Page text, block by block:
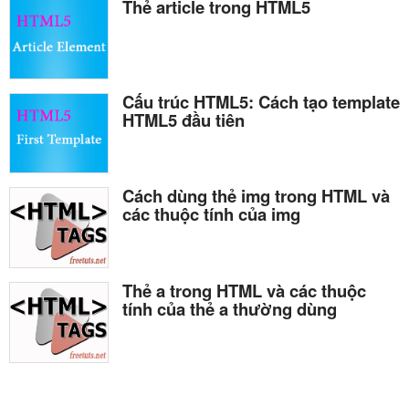
Thẻ article trong HTML5
Cấu trúc HTML5: Cách tạo template
HTML5 đầu tiên
Cách dùng thẻ img trong HTML và
các thuộc tính của img
Thẻ a trong HTML và các thuộc
tính của thẻ a thường dùng